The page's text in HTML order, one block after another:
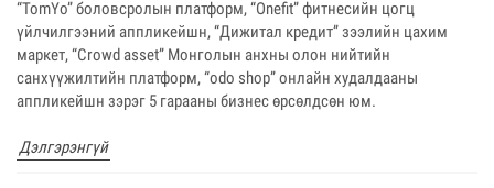
“TomYo” боловсролын платформ, “Оnefit” фитнесийн цогц
үйлчилгээний аппликейшн, “Дижитал кредит” зээлийн цахим
маркет, “Crowd asset” Монголын анхны олон нийтийн
санхүүжилтийн платформ, “odo shop” онлайн худалдааны
аппликейшн зэрэг 5 гарааны бизнес өрсөлдсөн юм.
Дэлгэрэнгүй